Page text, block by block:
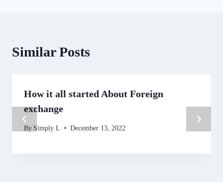
Similar Posts
How it all started About Foreign
exchange
By Simply L December 13, 2022